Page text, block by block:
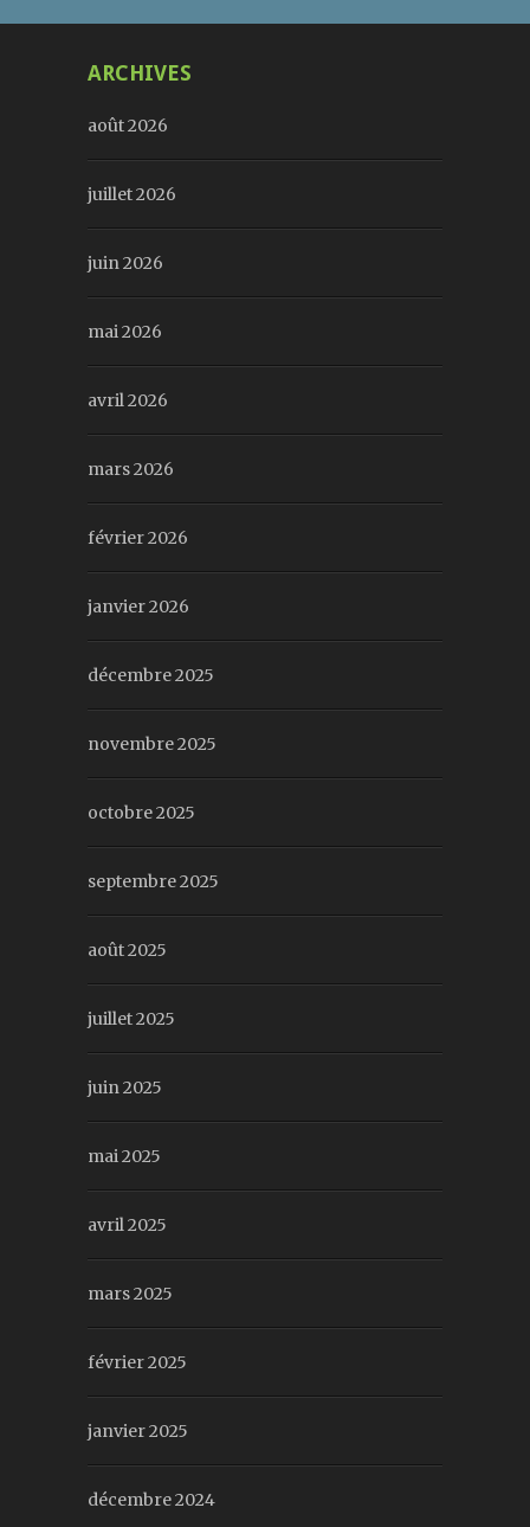
ARCHIVES
août 2026
juillet 2026
juin 2026
mai 2026
avril 2026
mars 2026
février 2026
janvier 2026
décembre 2025
novembre 2025
octobre 2025
septembre 2025
août 2025
juillet 2025
juin 2025
mai 2025
avril 2025
mars 2025
février 2025
janvier 2025
décembre 2024